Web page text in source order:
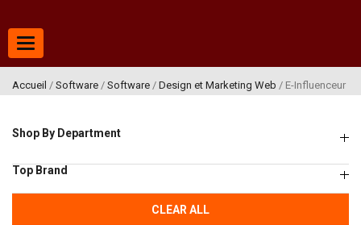
Toggle
navigation
Accueil / Software / Software / Design et Marketing Web / E-Influenceur
Shop By Department
Top Brand
CLEAR ALL